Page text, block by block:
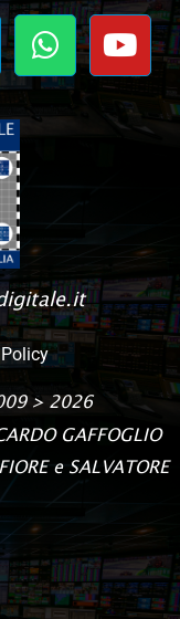
> 2026
GAFFOGLIO
e SALVATORE